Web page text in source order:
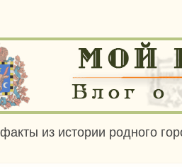
из истории родного